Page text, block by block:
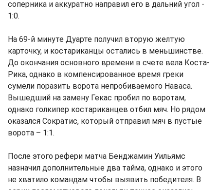
соперника и аккуратно направил его в дальний угол -
1:0.
На 69-й минуте Дуарте получил вторую желтую
карточку, и костариканцы остались в меньшинстве.
До окончания основного времени в счете вела Коста-
Рика, однако в компенсированное время греки
сумели поразить ворота непробиваемого Наваса.
Вышедший на замену Гекас пробил по воротам,
однако голкипер костариканцев отбил мяч. Но рядом
оказался Сократис, который отправил мяч в пустые
ворота – 1:1.
После этого рефери матча Бенджамин Уильямс
назначил дополнительные два тайма, однако и этого
не хватило командам чтобы выявить победителя. В